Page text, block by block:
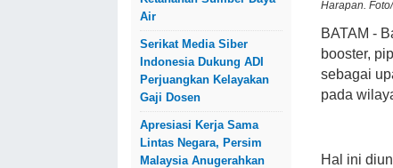
Air
Serikat Media Siber
Indonesia Dukung ADI
Perjuangkan Kelayakan
Gaji Dosen
Apresiasi Kerja Sama
Lintas Negara, Persim
Malaysia Anugerahkan
Harapan.
BATAM -
booster,
sebagai
pada
Hal ini